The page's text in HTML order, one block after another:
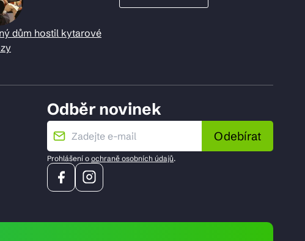
dům hostil kytarové
Odběr novinek
Odebírat
Prohlášení o ochraně osobních údajů.